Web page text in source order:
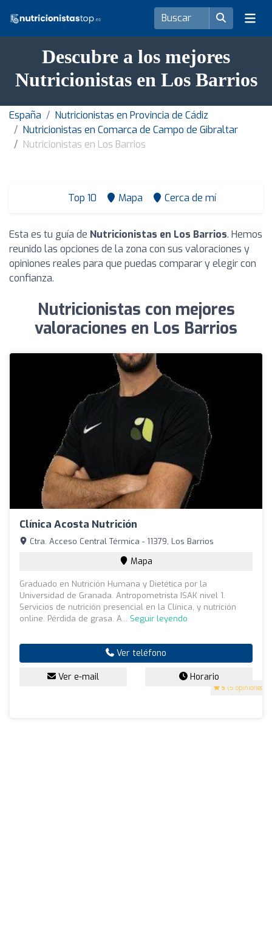
Descubre a los mejores
Nutricionistas en Los Barrios
España
Nutricionistas en Provincia de Cádiz
Nutricionistas en Comarca de Campo de Gibraltar
Nutricionistas en Los Barrios
Top 10 Mapa Cerca de mí
Esta es tu guía de Nutricionistas en Los Barrios. Hemos
reunido las opciones de la zona con sus valoraciones y
opiniones reales para que puedas comparar y elegir con
confianza.
Nutricionistas con mejores
valoraciones en Los Barrios
Clínica Acosta Nutrición
5 (5 opiniones)
Ctra. Acceso Central Térmica - 11379, Los Barrios
Mapa
Graduado en Nutrición Humana y Dietética por la
Universidad de Granada. Antropometrista ISAK nivel 1.
Servicios de nutrición presencial en la Clínica, y nutrición
online. Pérdida de grasa. A... Seguir leyendo
Ver teléfono
Ver e-mail Horario